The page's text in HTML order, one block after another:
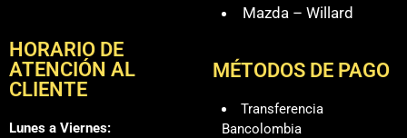
HORARIO DE
ATENCIÓN AL
CLIENTE
Lunes a Viernes:
Mazda – Willard
MÉTODOS DE PAGO
Transferencia
Bancolombia